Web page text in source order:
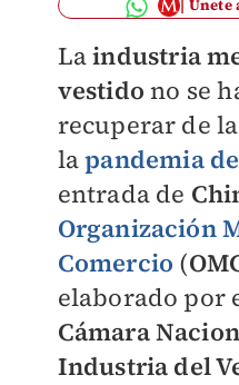
Únete
Laindustria
vestido no se
recuperar de
lapandemia
entrada de
Organización
Comercio (
elaborado por
Cámara
Industria del